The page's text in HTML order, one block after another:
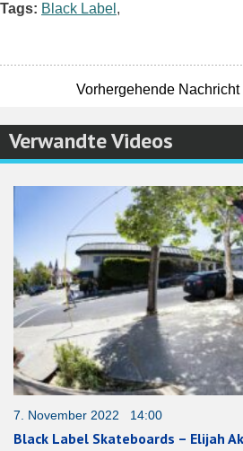
Tags: Black Label ,
Vorhergehende Nachricht
Verwandte Videos
7. November 2022 14:00
Black Label Skateboards – Elijah